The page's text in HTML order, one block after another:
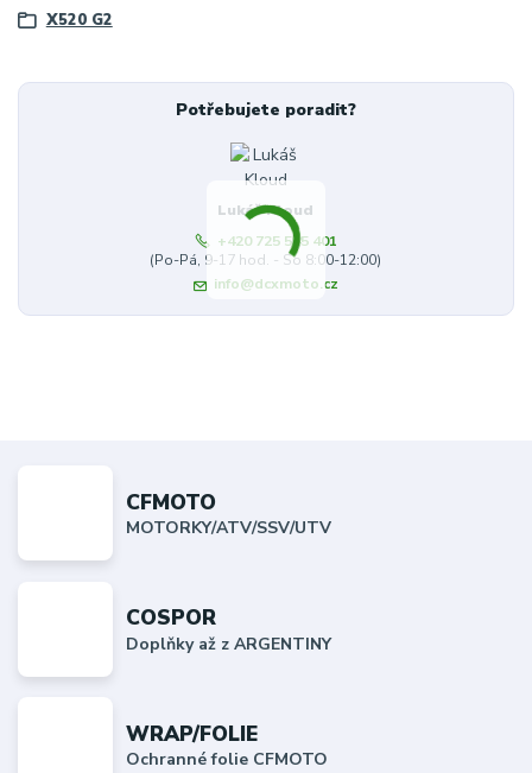
X520 G2
Potřebujete poradit?
Lukáš Kloud
+420 725 545 401
(Po-Pá, 9-17 hod. - So 8:00-12:00)
info@dcxmoto.cz
CFMOTO
MOTORKY/ATV/SSV/UTV
COSPOR
Doplňky až z ARGENTINY
WRAP/FOLIE
Ochranné folie CFMOTO